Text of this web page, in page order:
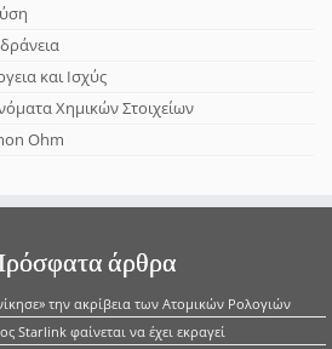
και Ισχύς
Χημικών Στοιχείων
Ohm
άρθρα
την ακρίβεια των Ατομικών Ρολογιών
Starlink φαίνεται να έχει εκραγεί